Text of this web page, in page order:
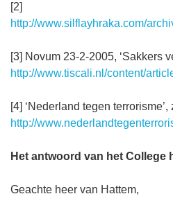
[2]
http://www.silflayhraka.com/
[3] Novum 23-2-2005, ‘Sakkers
http://www.tiscali.nl/content/
[4] ‘Nederland tegen terrorisme’,
http://
Het antwoord van het College
Geachte heer van Hattem,